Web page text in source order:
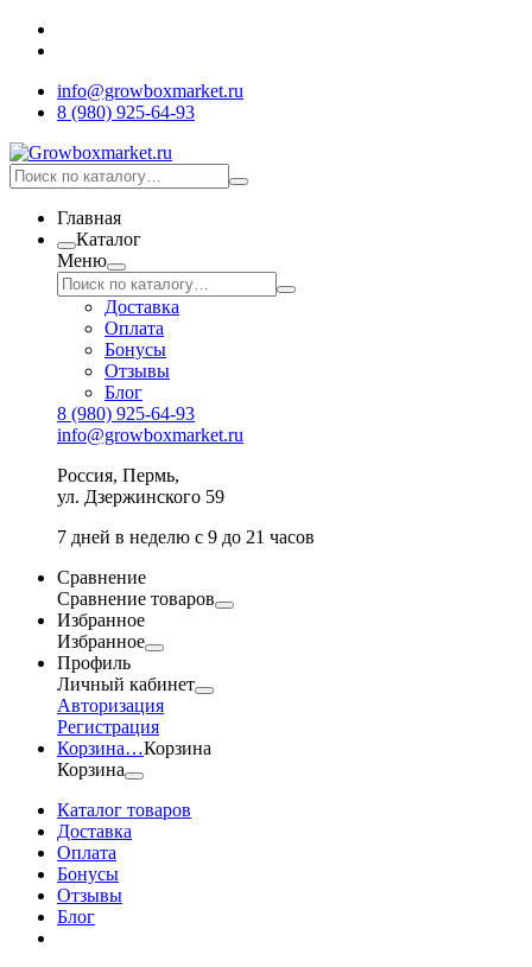
info@growboxmarket.ru
8 (980) 925-64-93
Главная
Каталог
Меню
Доставка
Оплата
Бонусы
Отзывы
Блог
8 (980) 925-64-93
info@growboxmarket.ru
Россия, Пермь,
ул. Дзержинского 59
7 дней в неделю с 9 до 21 часов
Сравнение
Сравнение товаров
Избранное
Избранное
Профиль
Личный кабинет
Авторизация
Регистрация
Корзина…Корзина
Корзина
Каталог товаров
Доставка
Оплата
Бонусы
Отзывы
Блог